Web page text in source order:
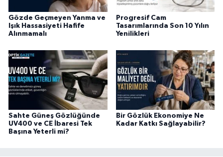
Gözde Geçmeyen Yanma ve
Işık Hassasiyeti Hafife
Alınmamalı
Progresif Cam
Tasarımlarında Son 10 Yılın
Yenilikleri
Sahte Güneş Gözlüğünde
UV400 ve CE İbaresi Tek
Başına Yeterli mi?
Bir Gözlük Ekonomiye Ne
Kadar Katkı Sağlayabilir?